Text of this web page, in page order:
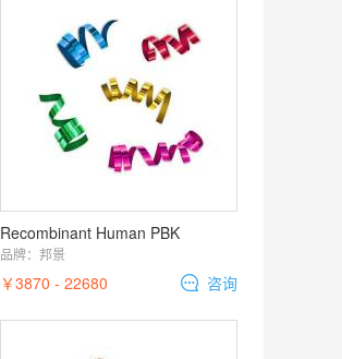
Recombinant Human PBK
品牌： 邦景
￥3870 - 22680 咨询